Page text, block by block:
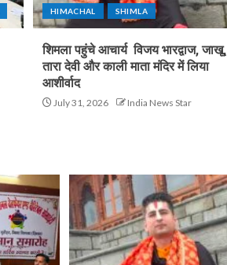
HIMACHAL SHIMLA
शिमला पहुंचे आचार्य विजय भारद्वाज, जाखू,
तारा देवी और काली माता मंदिर में लिया
आशीर्वाद
July 31, 2026 India News Star